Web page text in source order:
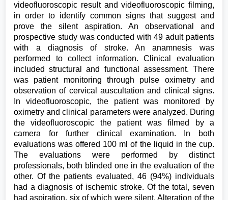
videofluoroscopic result and videofluoroscopic filming,
in order to identify common signs that suggest and
prove the silent aspiration. An observational and
prospective study was conducted with 49 adult patients
with a diagnosis of stroke. An anamnesis was
performed to collect information. Clinical evaluation
included structural and functional assessment. There
was patient monitoring through pulse oximetry and
observation of cervical auscultation and clinical signs.
In videofluoroscopic, the patient was monitored by
oximetry and clinical parameters were analyzed. During
the videofluoroscopic the patient was filmed by a
camera for further clinical examination. In both
evaluations was offered 100 ml of the liquid in the cup.
The evaluations were performed by distinct
professionals, both blinded one in the evaluation of the
other. Of the patients evaluated, 46 (94%) individuals
had a diagnosis of ischemic stroke. Of the total, seven
had aspiration, six of which were silent. Alteration of the